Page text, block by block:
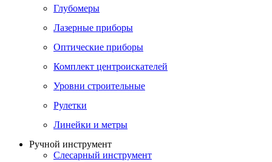
Глубомеры
Лазерные приборы
Оптические приборы
Комплект центроискателей
Уровни строительные
Рулетки
Линейки и метры
Ручной инструмент
Слесарный инструмент